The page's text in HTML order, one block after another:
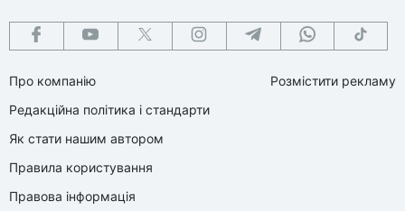
Про компанію
Редакційна політика і стандарти
Як стати нашим автором
Правила користування
Правова інформація
Розмістити рекламу